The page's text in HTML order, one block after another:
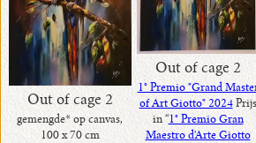
actuele
Out of cage 2
gemengde* op canvas,
100 x 70 cm
Out of cage 2
1° Premio "Grand
of Art Giotto" 2024Prijs
in “
1° Premio Gran
Maestro d'Arte Giotto